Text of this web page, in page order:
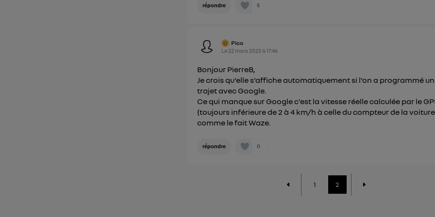
répondre 5
Pico
Le 22 mars 2023 à17:46
Bonjour PierreB,
Je crois qu'elle s'affiche automatiquement si l'on a programmé un
trajet avec Google.
Ce qui manque sur Google c'est la vitesse réelle calculée par le
(toujours inférieure de 2 à 4 km/h à celle du compteur de la
comme le fait Waze.
répondre 0
1 2